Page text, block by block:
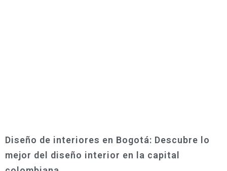
Diseño de interiores en Bogotá: Descubre lo
mejor del diseño interior en la capital